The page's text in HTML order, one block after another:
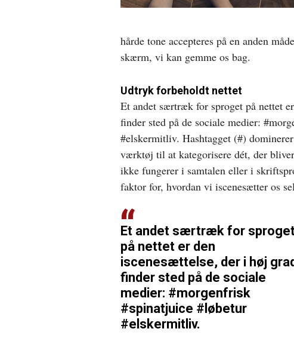
hårde tone accepteres på en anden
skærm, vi kan gemme os bag.
Udtryk forbeholdt nettet
Et andet særtræk for sproget på nettet
finder sted på de sociale medier:
#elskermitliv. Hashtagget (#)
værktøj til at kategorisere dét, der
ikke fungerer i samtalen eller i
faktor for, hvordan vi iscenesætter os
Et andet særtræk for
på nettet er den
iscenesættelse, der i høj grad
finder sted på de sociale
medier: #morgenfrisk
#spinatjuice #løbetur
#elskermitliv.